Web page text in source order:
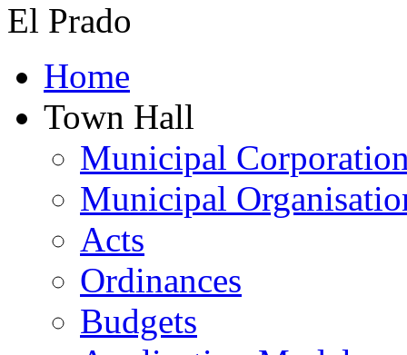
El Prado
Home
Town Hall
Municipal
Municipal
Acts
Ordinances
Budgets